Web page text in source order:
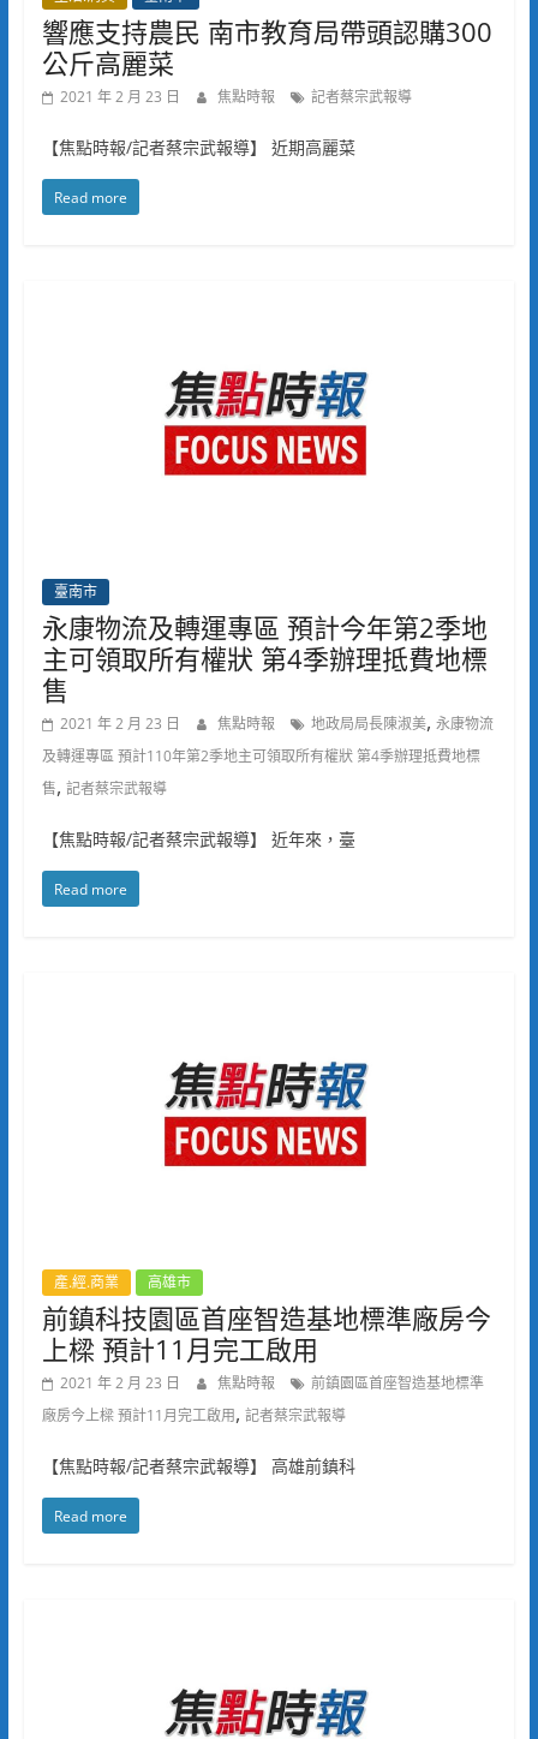
響應支持農民 南市教育局帶頭認購300
公斤高麗菜
2021 年 2 月 23 日 焦點時報 記者蔡宗武報導
【焦點時報/記者蔡宗武報導】 近期高麗菜
Read more
臺南市
永康物流及轉運專區 預計今年第2季地
主可領取所有權狀 第4季辦理抵費地標
售
2021 年 2 月 23 日 焦點時報 地政局局長陳淑美, 永康物流
及轉運專區 預計110年第2季地主可領取所有權狀 第4季辦理抵費地標
售, 記者蔡宗武報導
【焦點時報/記者蔡宗武報導】 近年來，臺
Read more
產.經.商業 高雄市
前鎮科技園區首座智造基地標準廠房今
上樑 預計11月完工啟用
2021 年 2 月 23 日 焦點時報
前鎮園區首座智造基地標準
廠房今上樑 預計11月完工啟用, 記者蔡宗武報導
【焦點時報/記者蔡宗武報導】 高雄前鎮科
Read more